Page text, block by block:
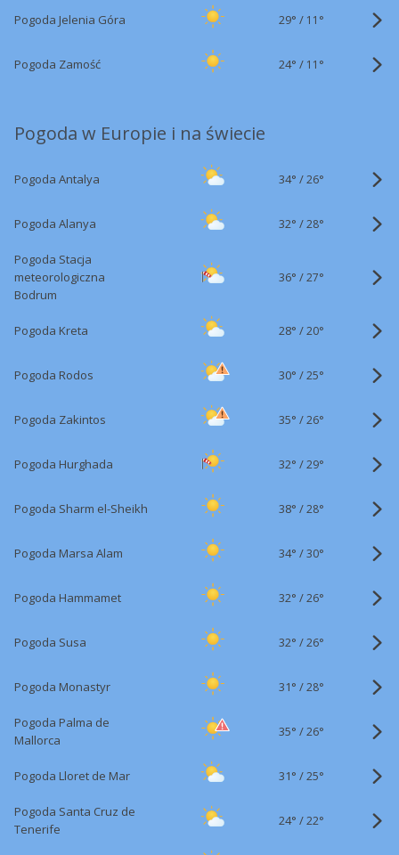
Pogoda Jelenia Góra 29° / 11°
Pogoda Zamość 24° / 11°
Pogoda w Europie i na świecie
Pogoda Antalya 34° /26°
Pogoda Alanya 32° /28°
Pogoda Stacja
meteorologiczna
Bodrum
36° /27°
Pogoda Kreta 28° /20°
Pogoda Rodos 30° /25°
Pogoda Zakintos 35° /26°
Pogoda Hurghada 32° /29°
Pogoda Sharm el-Sheikh 38° /28°
Pogoda Marsa Alam 34° /30°
Pogoda Hammamet 32° /26°
Pogoda Susa 32° /26°
Pogoda Monastyr 31° /28°
Pogoda Palma de
Mallorca
35° /26°
Pogoda Lloret de Mar 31° /25°
Pogoda Santa Cruz de
Tenerife
24° /22°